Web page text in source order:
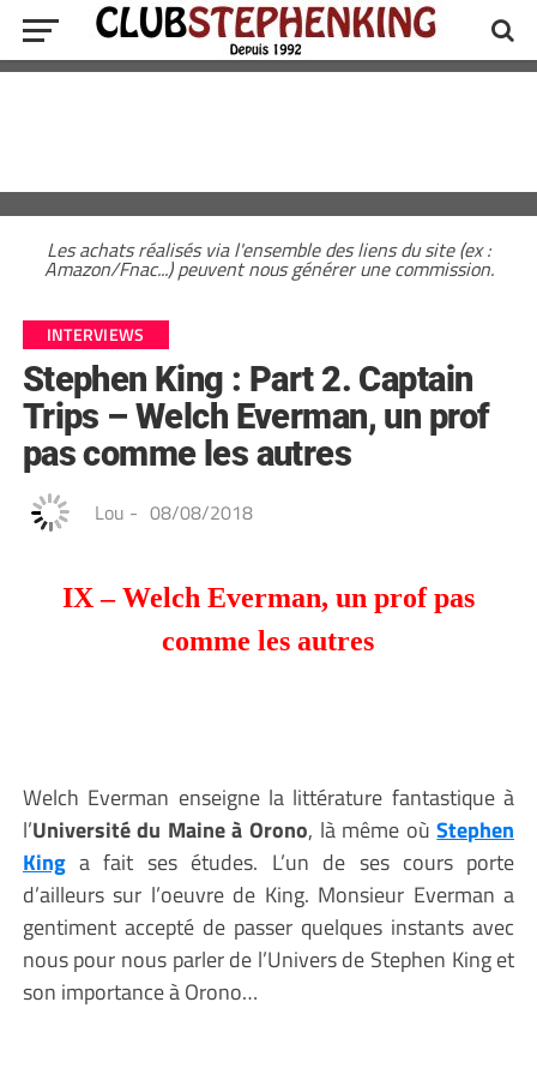
Les achats réalisés via l'ensemble des liens du site (ex :
Amazon/Fnac...) peuvent nous générer une commission.
INTERVIEWS
Stephen King : Part 2. Captain
Trips – Welch Everman, un prof
pas comme les autres
Lou - 08/08/2018
IX – Welch Everman, un prof pas
comme les autres
Welch Everman enseigne la littérature fantastique à
l’Université du Maine à Orono, là même oùStephen
Kinga fait ses études. L’un de ses cours porte
d’ailleurs sur l’oeuvre de King. Monsieur Everman a
gentiment accepté de passer quelques instants avec
nous pour nous parler de l’Univers de Stephen King et
son importance à Orono…